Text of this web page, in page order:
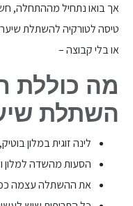
אך בואו נתחיל מההתחלה,
טיסה לטורקיה להשתלת
או בלי קבוצה –
מה כוללת
השתלת
לינה זוגית במלון
הסעות מהשדה למלון
את ההשתלה עצמה